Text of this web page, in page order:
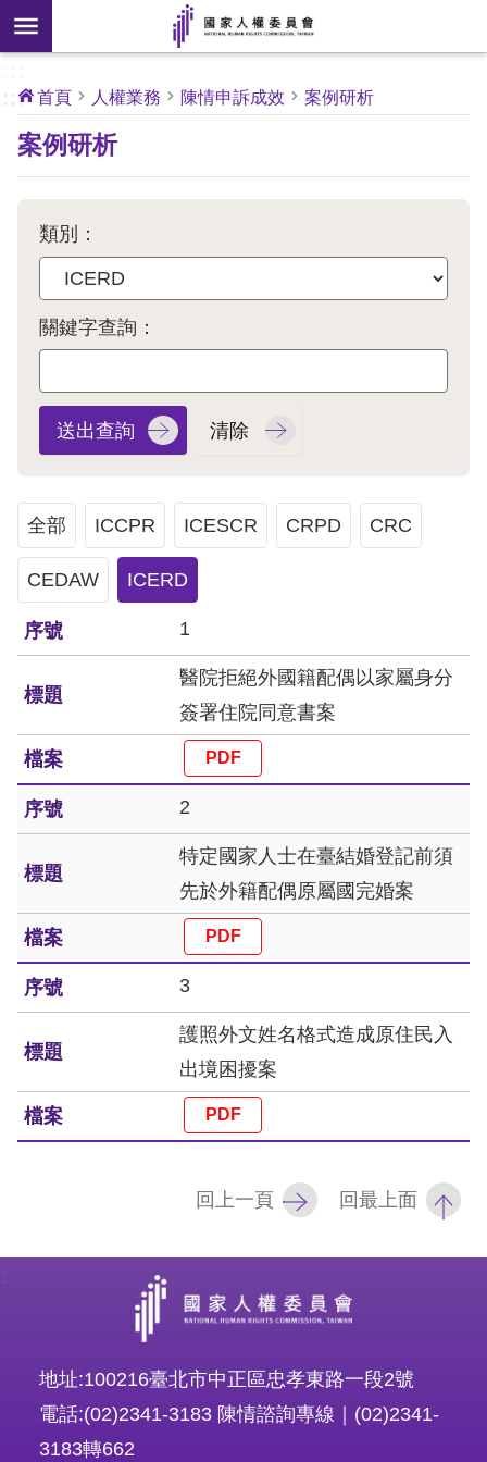
前往主要內容區塊
搜
尋
開
新
核
心
人
權
關
本
會
最
人
權
業
務
核
人
權
公
約
情
申
訴
人
資
料
鍵
請
:::
首頁 人權業務 陳情申訴成效 案例研析
案例研析
類別：
關鍵字查詢：
全部 ICCPR ICESCR CRPD CRC
CEDAW ICERD
1
醫院拒絕外國籍配偶以家屬身分
簽署住院同意書案
2
特定國家人士在臺結婚登記前須
先於外籍配偶原屬國完婚案
3
護照外文姓名格式造成原住民入
出境困擾案
回上一頁 回最上面
地址:100216臺北市中正區忠孝東路一段2號
電話:(02)2341-3183 陳情諮詢專線｜(02)2341-
3183轉662